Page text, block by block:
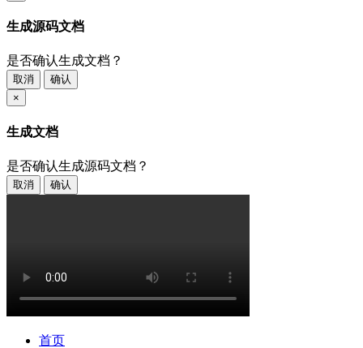
生成源码文档
是否确认生成文档？
取消
确认
×
生成文档
是否确认生成源码文档？
取消 确认
首页